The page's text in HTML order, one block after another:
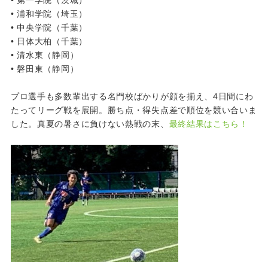
• 浦和学院（埼玉）
• 中央学院（千葉）
• 日体大柏（千葉）
• 清水東（静岡）
• 磐田東（静岡）
プロ選手も多数輩出する名門校ばかりが顔を揃え、4日間にわ
たってリーグ戦を展開。勝ち点・得失点差で順位を競い合いま
した。真夏の暑さに負けない熱戦の末、 最終結果はこちら！